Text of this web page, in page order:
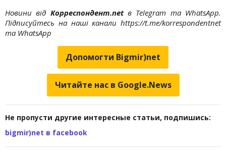
Новини від Корреспондент.netв Telegram та WhatsApp.
Підписуйтесь на наші канали https://t.me/korrespondentnet
та WhatsApp
Допомогти Bigmir)net
Читайте нас в Google.News
Не пропусти другие интересные статьи, подпишись:
bigmir)net в facebook